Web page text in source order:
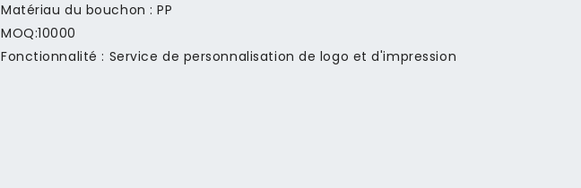
Matériau du bouchon : PP
MOQ:10000
Fonctionnalité : Service de personnalisation de logo et d'impression